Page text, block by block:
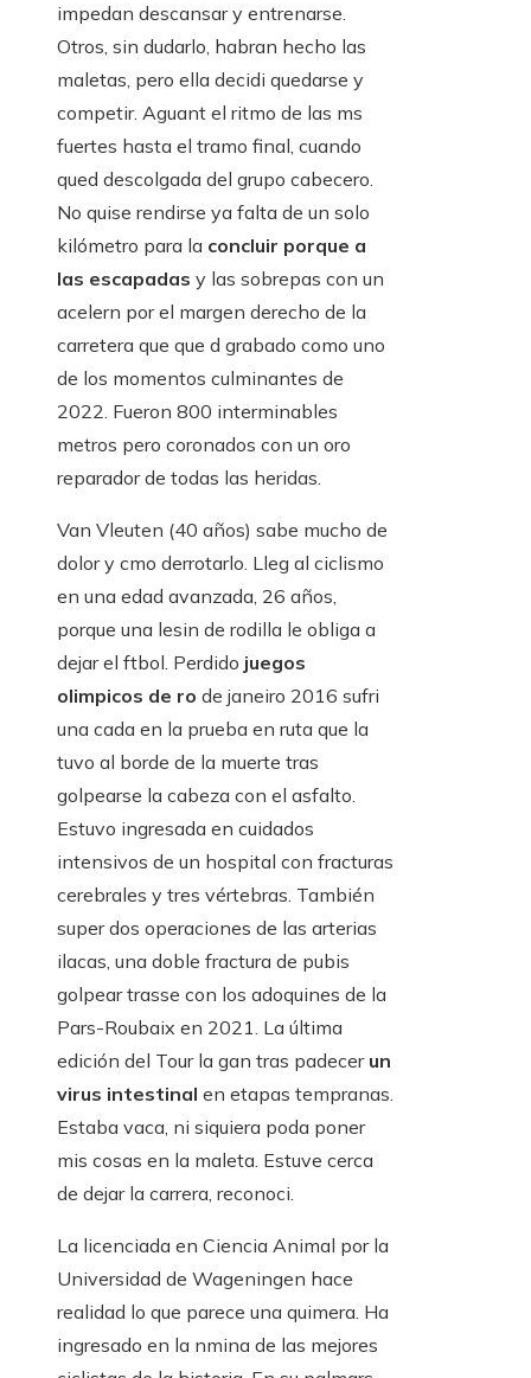
impedan descansar y entrenarse.
Otros, sin dudarlo, habran hecho las
maletas, pero ella decidi quedarse y
competir. Aguant el ritmo de las ms
fuertes hasta el tramo final, cuando
qued descolgada del grupo cabecero.
No quise rendirse ya falta de un solo
kilómetro para la concluir porque a
las escapadas y las sobrepas con un
acelern por el margen derecho de la
carretera que que d grabado como uno
de los momentos culminantes de
2022. Fueron 800 interminables
metros pero coronados con un oro
reparador de todas las heridas.
Van Vleuten (40 años) sabe mucho de
dolor y cmo derrotarlo. Lleg al ciclismo
en una edad avanzada, 26 años,
porque una lesin de rodilla le obliga a
dejar el ftbol. Perdido juegos
olimpicos de ro de janeiro 2016 sufri
una cada en la prueba en ruta que la
tuvo al borde de la muerte tras
golpearse la cabeza con el asfalto.
Estuvo ingresada en cuidados
intensivos de un hospital con fracturas
cerebrales y tres vértebras. También
super dos operaciones de las arterias
ilacas, una doble fractura de pubis
golpear trasse con los adoquines de la
Pars-Roubaix en 2021. La última
edición del Tour la gan tras padecer un
virus intestinal en etapas tempranas.
Estaba vaca, ni siquiera poda poner
mis cosas en la maleta. Estuve cerca
de dejar la carrera, reconoci.
La licenciada en Ciencia Animal por la
Universidad de Wageningen hace
realidad lo que parece una quimera. Ha
ingresado en la nmina de las mejores